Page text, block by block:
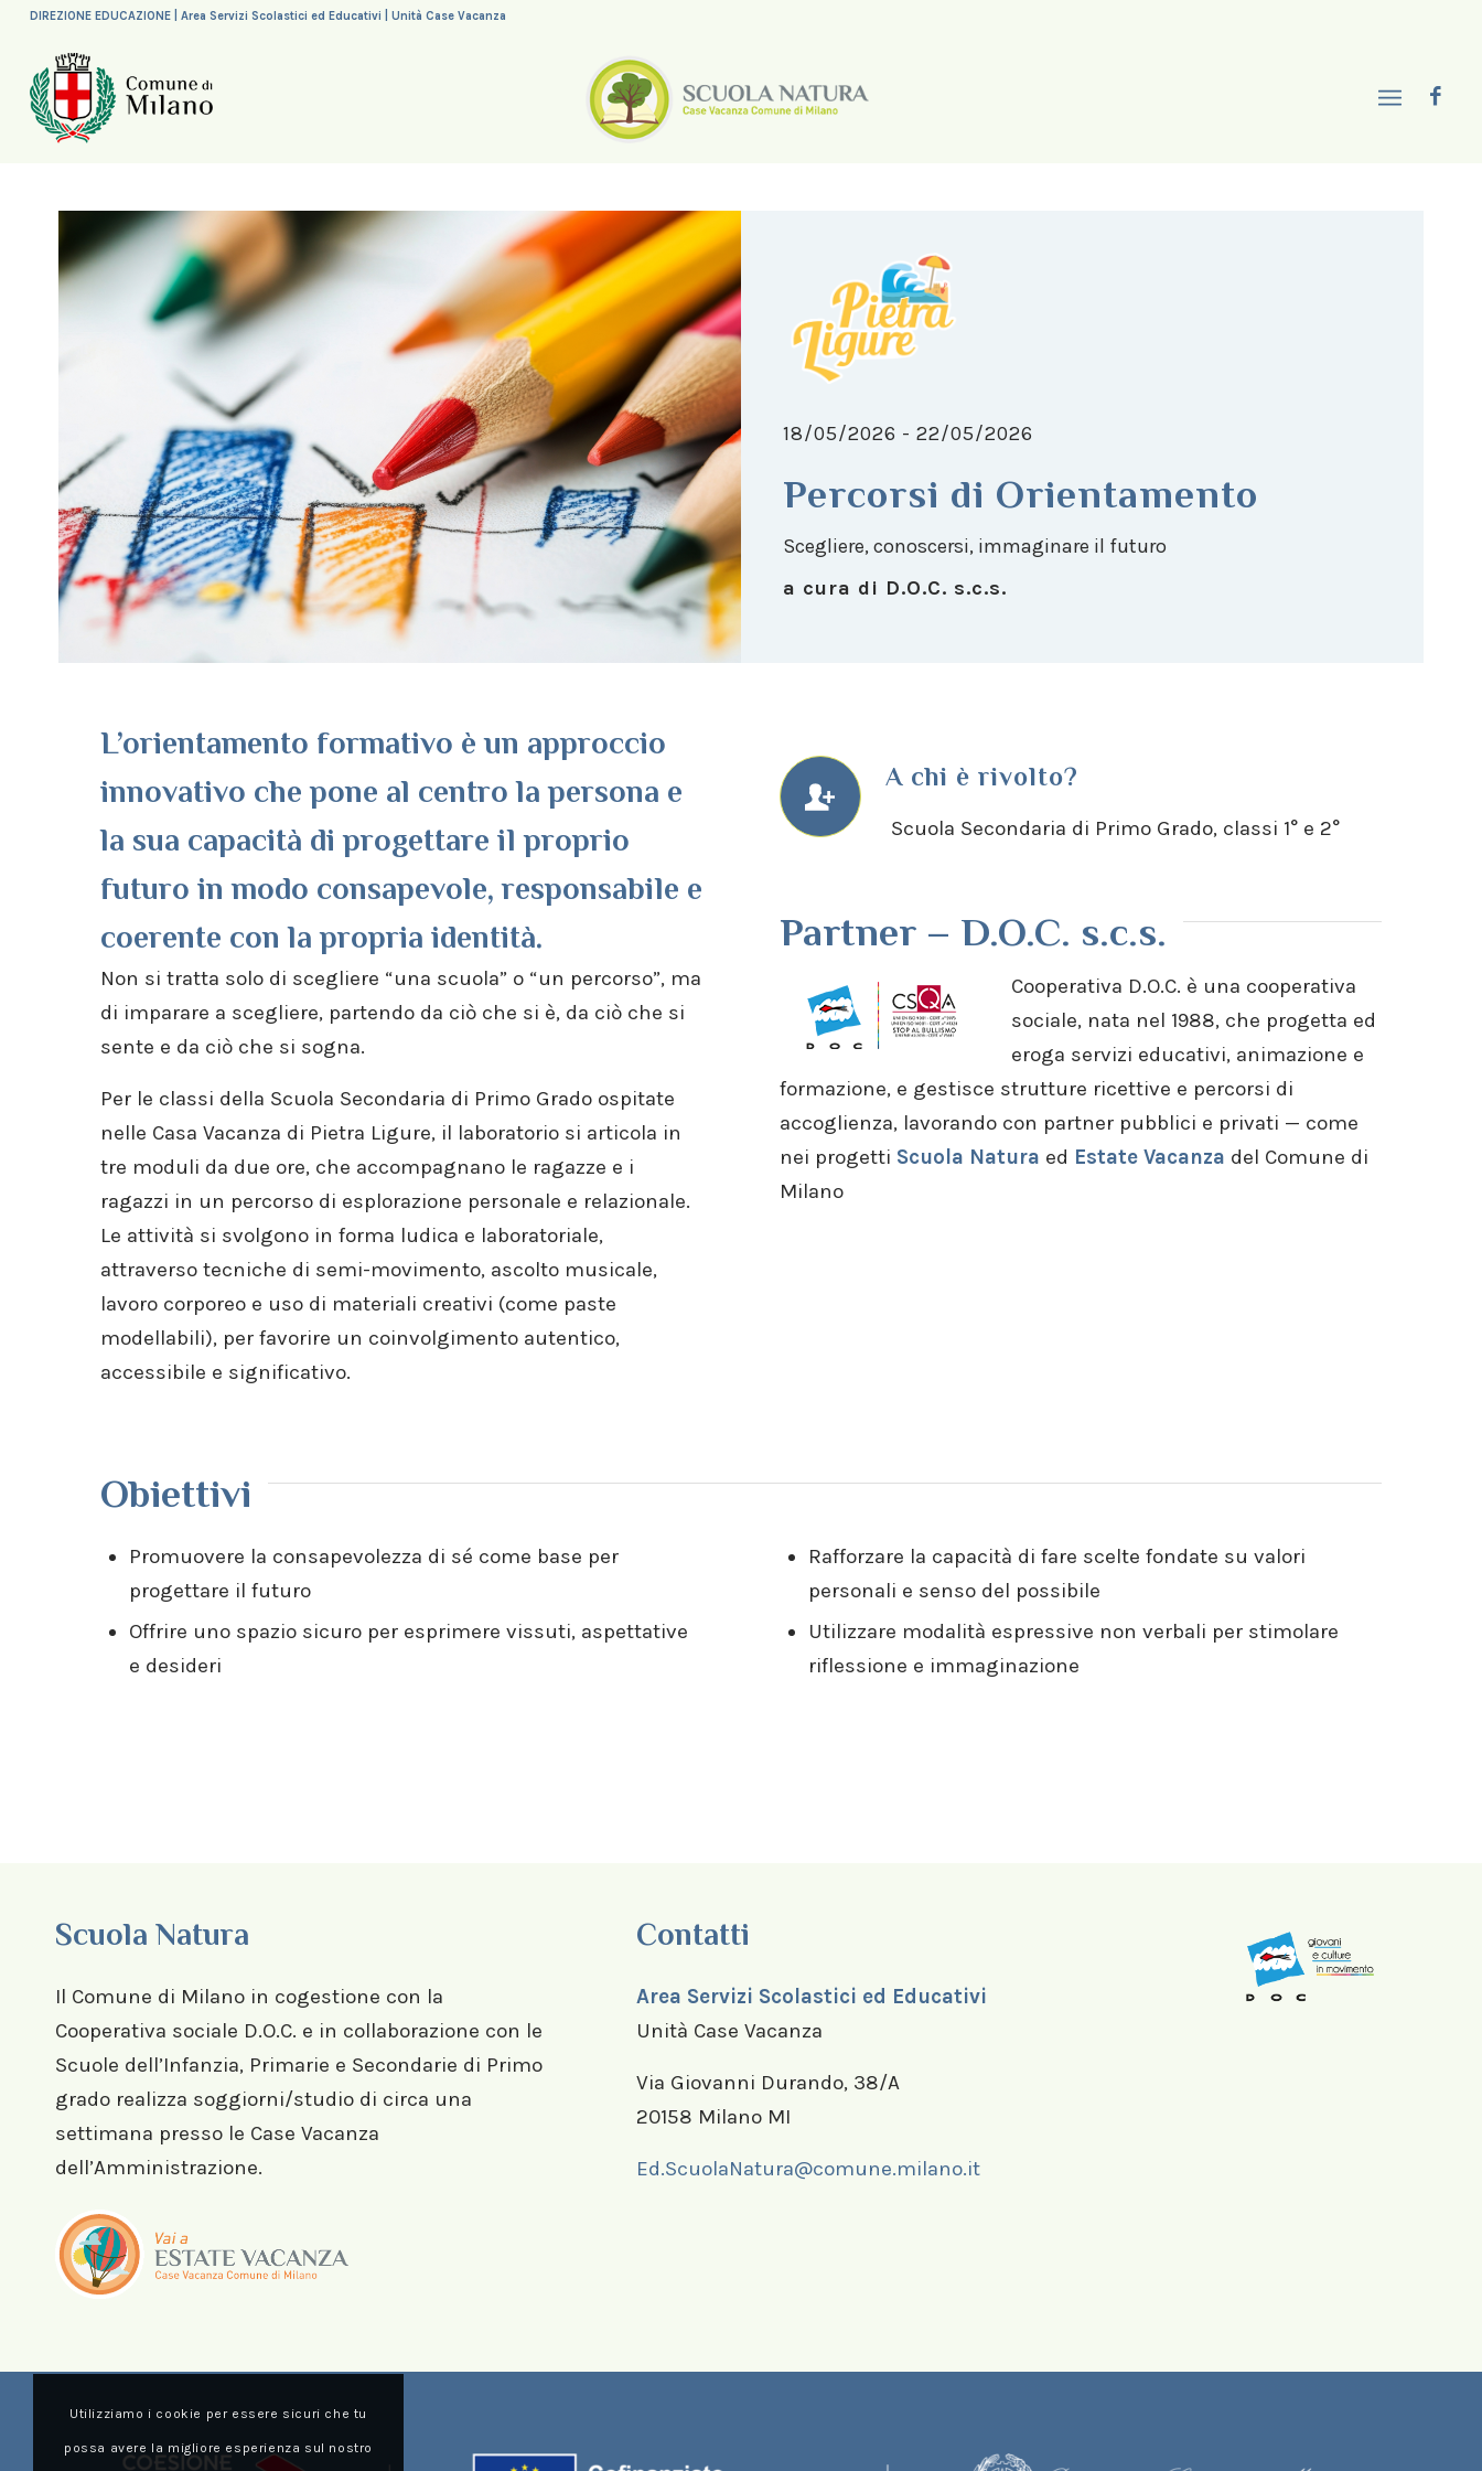
DIREZIONE EDUCAZIONE | Area Servizi Scolastici ed Educativi | Unità Case Vacanza
18/05/2026 - 22/05/2026
Percorsi di Orientamento
Scegliere, conoscersi, immaginare il futuro
a cura di D.O.C. s.c.s.
L’orientamento formativo è un approccio
innovativo che pone al centro la persona e
la sua capacità di progettare il proprio
futuro in modo consapevole, responsabile e
coerente con la propria identità.
Non si tratta solo di scegliere “una scuola” o “un percorso”, ma
di imparare a scegliere, partendo da ciò che si è, da ciò che si
sente e da ciò che si sogna.
Per le classi della Scuola Secondaria di Primo Grado ospitate
nelle Casa Vacanza di Pietra Ligure, il laboratorio si articola in
tre moduli da due ore, che accompagnano le ragazze e i
ragazzi in un percorso di esplorazione personale e relazionale.
Le attività si svolgono in forma ludica e laboratoriale,
attraverso tecniche di semi-movimento, ascolto musicale,
lavoro corporeo e uso di materiali creativi (come paste
modellabili), per favorire un coinvolgimento autentico,
accessibile e significativo.
A chi è rivolto?
Scuola Secondaria di Primo Grado, classi 1° e 2°
Partner – D.O.C. s.c.s.
Cooperativa D.O.C. è una cooperativa
sociale, nata nel 1988, che progetta ed
eroga servizi educativi, animazione e
formazione, e gestisce strutture ricettive e percorsi di
accoglienza, lavorando con partner pubblici e privati — come
nei progetti Scuola Natura ed Estate Vacanza del Comune di
Milano
Obiettivi
Promuovere la consapevolezza di sé come base per
progettare il futuro
Offrire uno spazio sicuro per esprimere vissuti, aspettative
e desideri
Rafforzare la capacità di fare scelte fondate su valori
personali e senso del possibile
Utilizzare modalità espressive non verbali per stimolare
riflessione e immaginazione
Scuola Natura
Il Comune di Milano in cogestione con la
Cooperativa sociale D.O.C. e in collaborazione con le
Scuole dell’Infanzia, Primarie e Secondarie di Primo
grado realizza soggiorni/studio di circa una
settimana presso le Case Vacanza
dell’Amministrazione.
Contatti
Area Servizi Scolastici ed Educativi
Unità Case Vacanza
Via Giovanni Durando, 38/A
20158 Milano MI
Ed.ScuolaNatura@comune.milano.it
Utilizziamo i cookie per essere sicuri che tu
possa avere la migliore esperienza sul nostro